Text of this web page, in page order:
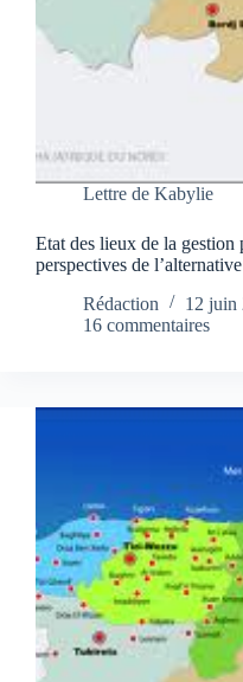
Lettre de Kabylie
Etat des lieux de la
perspectives de
Rédaction
12 juin
16 commentaires